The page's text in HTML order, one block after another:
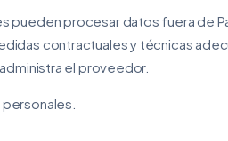
pueden procesar datos fuera de
contractuales y técnicas
el proveedor.